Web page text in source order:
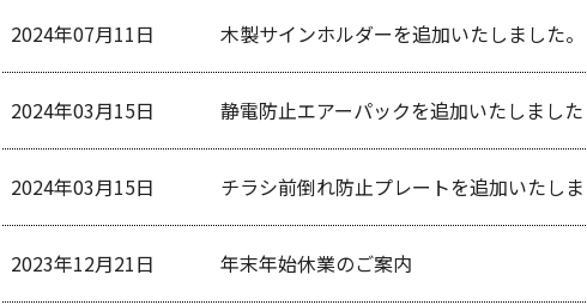
2024年07月11日 木製サインホルダーを追加いたしました。
2024年03月15日 静電防止エアーパックを追加いたしました
2024年03月15日 チラシ前倒れ防止プレートを追加いたし
2023年12月21日 年末年始休業のご案内